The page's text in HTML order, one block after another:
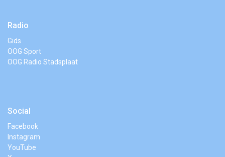
Radio
Gids
OOG Sport
OOG Radio Stadsplaat
Social
Facebook
Instagram
YouTube